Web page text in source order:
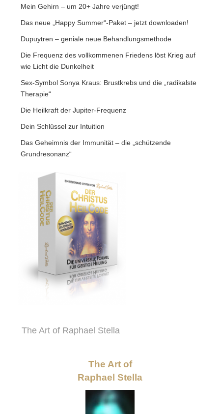
Mein Gehirn – um 20+ Jahre verjüngt!
Das neue „Happy Summer“-Paket – jetzt downloaden!
Dupuytren – geniale neue Behandlungsmethode
Die Frequenz des vollkommenen Friedens löst Krieg auf
wie Licht die Dunkelheit
Sex-Symbol Sonya Kraus: Brustkrebs und die „radikalste
Therapie“
Die Heilkraft der Jupiter-Frequenz
Dein Schlüssel zur Intuition
Das Geheimnis der Immunität – die „schützende
Grundresonanz“
The Art of Raphael Stella
The Art of
Raphael Stella